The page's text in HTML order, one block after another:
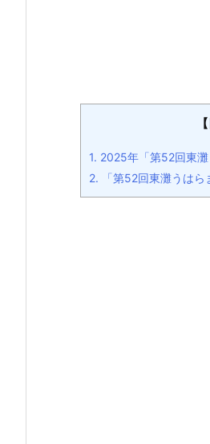
1. 2025年「第52回東
2. 「第52回東灘うは